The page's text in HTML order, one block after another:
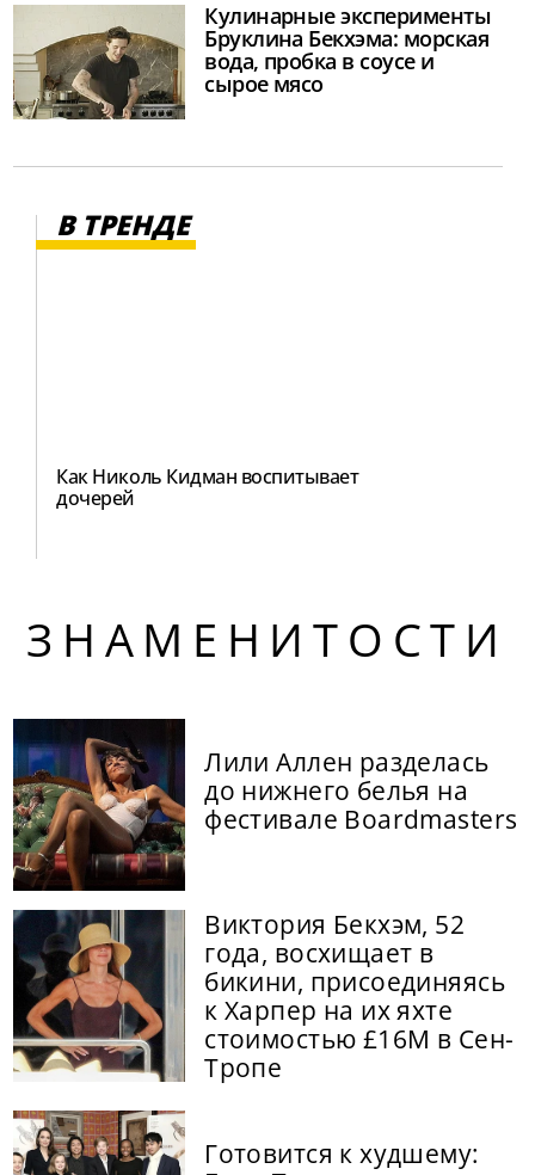
Кулинарные эксперименты
Бруклина Бекхэма: морская
вода, пробка в соусе и
сырое мясо
В ТРЕНДЕ
Как Николь Кидман воспитывает
дочерей
ЗНАМЕНИТОСТИ
Лили Аллен разделась
до нижнего белья на
фестивале Boardmasters
Виктория Бекхэм, 52
года, восхищает в
бикини, присоединяясь
к Харпер на их яхте
стоимостью £16M в Сен-
Тропе
Готовится к худшему: